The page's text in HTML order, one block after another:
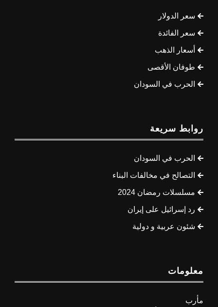
سعر الدولار
سعر الفائدة
أسعار الذهب
طوفان الأقصى
الحرب في السودان
روابط سريعة
الحرب في السودان
التصالح في مخالفات البناء
مسلسلات رمضان 2024
رد إسرائيل على إيران
شئون عربية و دولية
معلومات
مأرب